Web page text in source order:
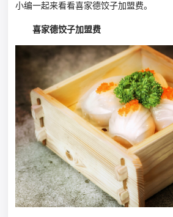
小编一起来看看喜家德饺子加盟费。
喜家德饺子加盟费